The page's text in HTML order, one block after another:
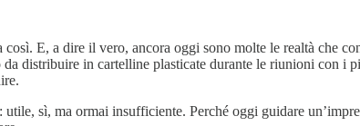
E, a dire il vero, ancora oggi sono molte le realtà che
distribuire in cartelline plasticate durante le riunioni con
sì, ma ormai insufficiente. Perché oggi guidare